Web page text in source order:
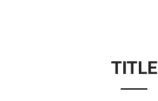
TITLE